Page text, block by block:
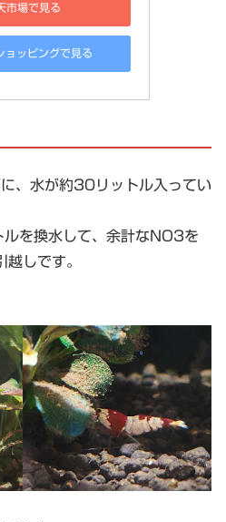
市場で見る
ッピングで見る
、水が約30リットル入ってい
を換水して、余計なNO3を
しです。